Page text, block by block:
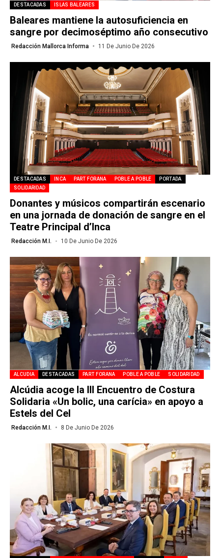
DESTACADAS ISLAS BALEARES
Baleares mantiene la autosuficiencia en
sangre por decimoséptimo año consecutivo
Redacción Mallorca Informa 11 De Junio De 2026
DESTACADAS INCA PART FORANA POBLE A POBLE
PORTADA
SOLIDARIDAD
Donantes y músicos compartirán escenario
en una jornada de donación de sangre en el
Teatre Principal d’Inca
Redacción M.I. 10 De Junio De 2026
ALCUDIA DESTACADAS PART FORANA POBLE A POBLE SOLIDARIDAD
Alcúdia acoge la III Encuentro de Costura
Solidaria «Un bolic, una carícia» en apoyo a
Estels del Cel
Redacción M.I. 8 De Junio De 2026